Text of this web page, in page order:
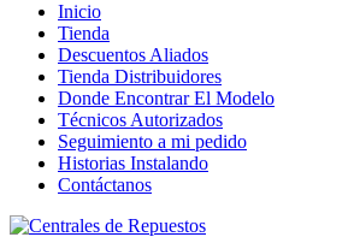
Inicio
Tienda
Descuentos Aliados
Tienda Distribuidores
Donde Encontrar El Modelo
Técnicos Autorizados
Seguimiento a mi pedido
Historias Instalando
Contáctanos